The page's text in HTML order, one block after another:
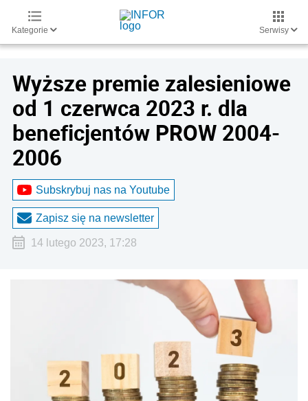
Kategorie Serwisy
Wyższe premie zalesieniowe
od 1 czerwca 2023 r. dla
beneficjentów PROW 2004-
2006
Subskrybuj nas na Youtube
Zapisz się na newsletter
14 lutego 2023, 17:28